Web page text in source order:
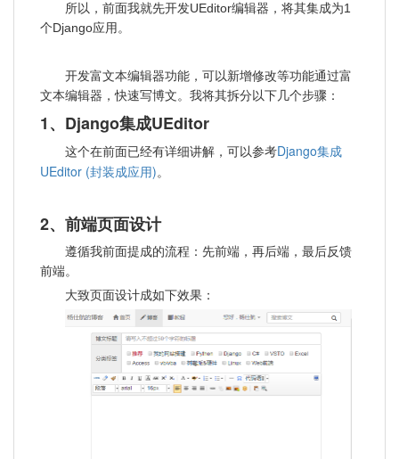
所以，前面我就先开发UEditor编辑器，将其集成为1
个Django应用。
开发富文本编辑器功能，可以新增修改等功能通过富
文本编辑器，快速写博文。我将其拆分以下几个步骤：
1、Django集成UEditor
这个在前面已经有详细讲解，可以参考Django集成
UEditor (封装成应用)。
2、前端页面设计
遵循我前面提成的流程：先前端，再后端，最后反馈
前端。
大致页面设计成如下效果：